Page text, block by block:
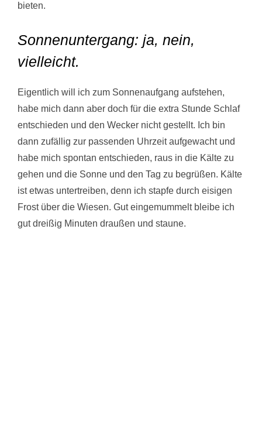
bieten.
Sonnenuntergang: ja, nein,
vielleicht.
Eigentlich will ich zum Sonnenaufgang aufstehen,
habe mich dann aber doch für die extra Stunde Schlaf
entschieden und den Wecker nicht gestellt. Ich bin
dann zufällig zur passenden Uhrzeit aufgewacht und
habe mich spontan entschieden, raus in die Kälte zu
gehen und die Sonne und den Tag zu begrüßen. Kälte
ist etwas untertreiben, denn ich stapfe durch eisigen
Frost über die Wiesen. Gut eingemummelt bleibe ich
gut dreißig Minuten draußen und staune.